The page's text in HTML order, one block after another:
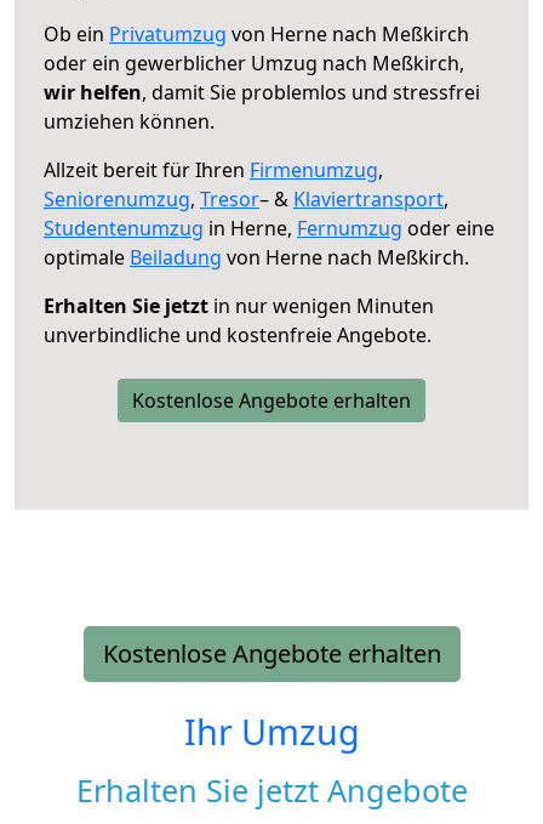
Ob ein Privatumzug von Herne nach Meßkirch
oder ein gewerblicher Umzug nach Meßkirch,
wir helfen, damit Sie problemlos und stressfrei
umziehen können.
Allzeit bereit für Ihren Firmenumzug,
Seniorenumzug, Tresor– & Klaviertransport,
Studentenumzug in Herne, Fernumzug oder eine
optimale Beiladung von Herne nach Meßkirch.
Erhalten Sie jetzt in nur wenigen Minuten
unverbindliche und kostenfreie Angebote.
Kostenlose Angebote erhalten
Kostenlose Angebote erhalten
Ihr Umzug
Erhalten Sie jetzt Angebote